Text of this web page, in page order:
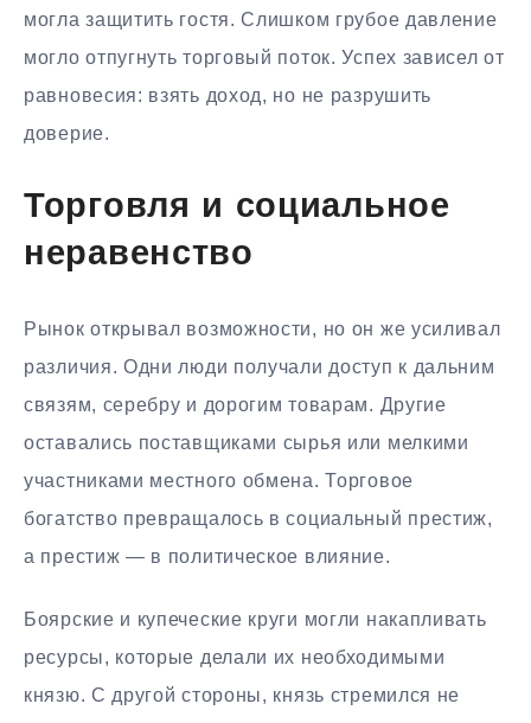
могла защитить гостя. Слишком грубое давление
могло отпугнуть торговый поток. Успех зависел от
равновесия: взять доход, но не разрушить
доверие.
Торговля и социальное
неравенство
Рынок открывал возможности, но он же усиливал
различия. Одни люди получали доступ к дальним
связям, серебру и дорогим товарам. Другие
оставались поставщиками сырья или мелкими
участниками местного обмена. Торговое
богатство превращалось в социальный престиж,
а престиж — в политическое влияние.
Боярские и купеческие круги могли накапливать
ресурсы, которые делали их необходимыми
князю. С другой стороны, князь стремился не